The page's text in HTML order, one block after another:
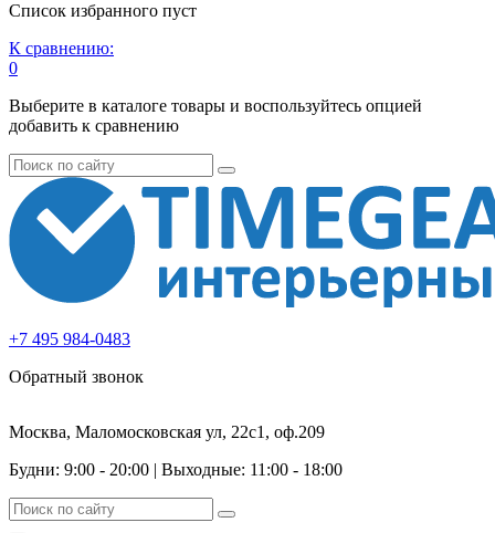
Список избранного пуст
К сравнению:
0
Выберите в каталоге товары и воспользуйтесь опцией
добавить к сравнению
+7 495 984-0483
Обратный звонок
Москва, Маломосковская ул, 22с1, оф.209
Будни: 9:00 - 20:00 | Выходные: 11:00 - 18:00